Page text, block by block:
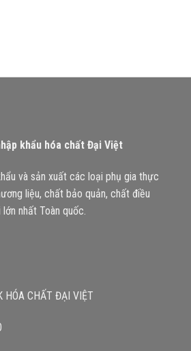
khẩu hóa chất Đại Việt
và sản xuất các loại phụ gia thực
liệu, chất bảo quản, chất điều
nhất Toàn quốc.
HÓA CHẤT ĐẠI VIỆT